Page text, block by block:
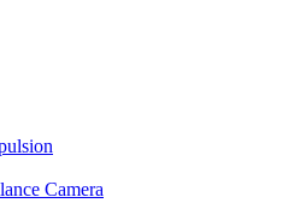
Camera